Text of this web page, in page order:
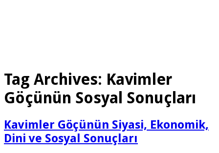
Tag Archives: Kavimler
Göçünün Sosyal Sonuçları
Kavimler Göçünün Siyasi, Ekonomik,
Dini ve Sosyal Sonuçları